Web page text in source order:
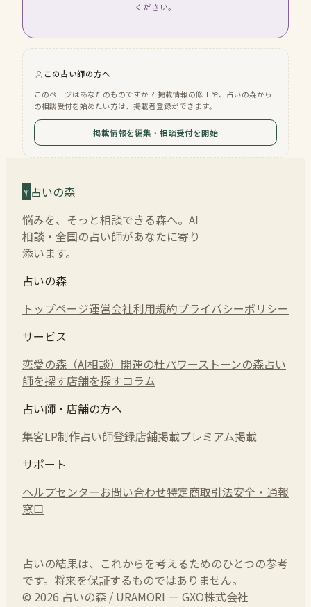
ください。
この占い師の方へ
このページはあなたのものですか？ 掲載情報の修正や、占いの森から
の相談受付を始めたい方は、掲載者登録ができます。
掲載情報を編集・相談受付を開始
占いの森
悩みを、そっと相談できる森へ。AI
相談・全国の占い師があなたに寄り
添います。
占いの森
トップページ運営会社利用規約プライバシーポリシー
サービス
恋愛の森（AI相談） 開運の杜パワーストーンの森占い
師を探す店舗を探すコラム
占い師・店舗の方へ
集客LP制作占い師登録店舗掲載プレミアム掲載
サポート
ヘルプセンターお問い合わせ特定商取引法安全・通報
窓口
占いの結果は、これからを考えるためのひとつの参考
です。将来を保証するものではありません。
© 2026 占いの森 / URAMORI — GXO株式会社